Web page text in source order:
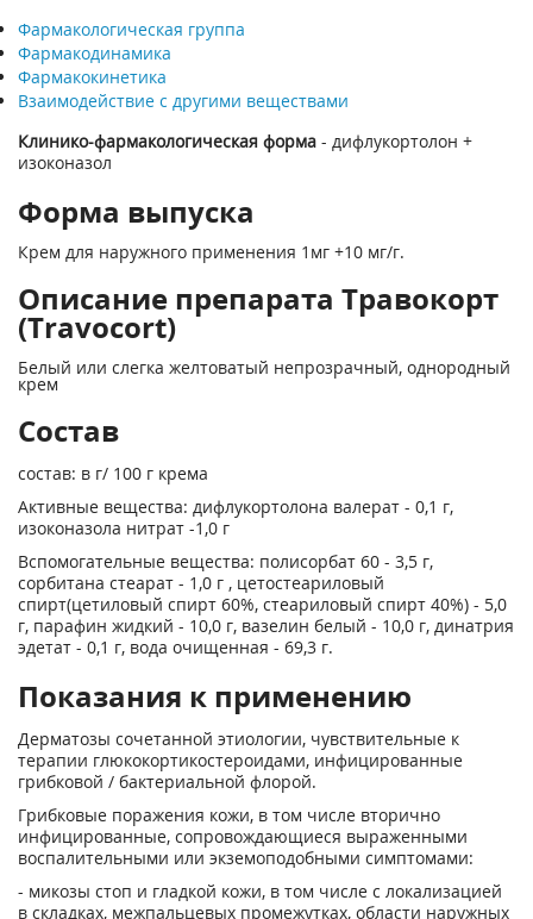
Фармакологическая группа
Фармакодинамика
Фармакокинетика
Взаимодействие с другими веществами
Клинико-фармакологическая форма - дифлукортолон +
изоконазол
Форма выпуска
Крем для наружного применения 1мг +10 мг/г.
Описание препарата Травокорт
(Travocort)
Белый или слегка желтоватый непрозрачный, однородный
крем
Состав
состав: в г/ 100 г крема
Активные вещества: дифлукортолона валерат - 0,1 г,
изоконазола нитрат -1,0 г
Вспомогательные вещества: полисорбат 60 - 3,5 г,
сорбитана стеарат - 1,0 г , цетостеариловый
спирт(цетиловый спирт 60%, стеариловый спирт 40%) - 5,0
г, парафин жидкий - 10,0 г, вазелин белый - 10,0 г, динатрия
эдетат - 0,1 г, вода очищенная - 69,3 г.
Показания к применению
Дерматозы сочетанной этиологии, чувствительные к
терапии глюкокортикостероидами, инфицированные
грибковой / бактериальной флорой.
Грибковые поражения кожи, в том числе вторично
инфицированные, сопровождающиеся выраженными
воспалительными или экземоподобными симптомами:
- микозы стоп и гладкой кожи, в том числе с локализацией
в складках, межпальцевых промежутках, области наружных